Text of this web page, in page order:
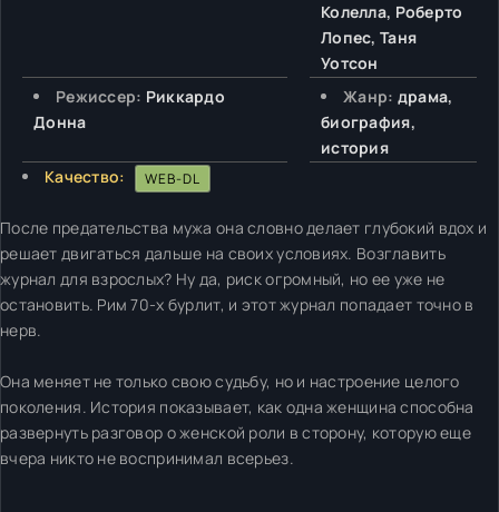
Колелла, Роберто
Лопес, Таня
Уотсон
Режиссер: Риккардо
Донна
Жанр: драма,
биография,
история
Качество:
WEB-DL
После предательства мужа она словно делает глубокий вдох и
решает двигаться дальше на своих условиях. Возглавить
журнал для взрослых? Ну да, риск огромный, но ее уже не
остановить. Рим 70-х бурлит, и этот журнал попадает точно в
нерв.
Она меняет не только свою судьбу, но и настроение целого
поколения. История показывает, как одна женщина способна
развернуть разговор о женской роли в сторону, которую еще
вчера никто не воспринимал всерьез.